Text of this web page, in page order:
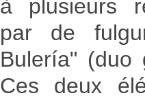
à plusieurs
par de
Bulería" (duo
Ces deux